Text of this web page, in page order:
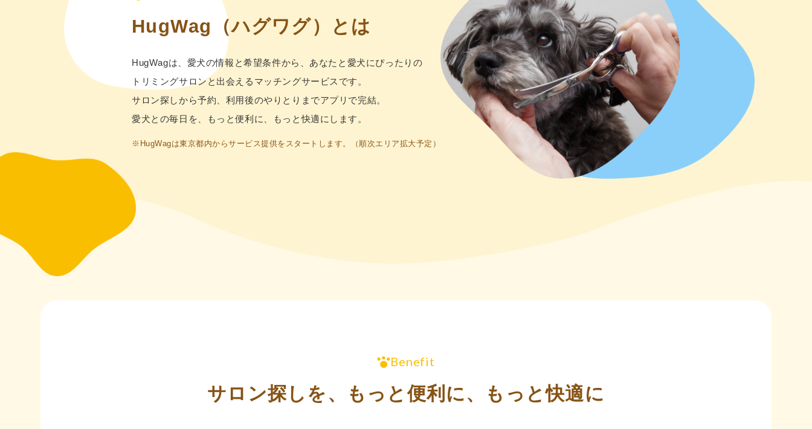
HugWag （ハグワグ） とは
HugWagは、愛⽝の情報と希望条件から、 あなたと愛⽝にぴったりの
トリミングサロンと出会えるマッチングサービスです。
サロン探しから予約、利⽤後のやりとりまでアプリで完結。
愛⽝との毎⽇を、もっと便利に、もっと快適にします。
※HugWagは東京都内からサービス提供をスタートします。（順次エリア拡大予定）
Benefit
サロン探しを、 もっと便利に、もっと快適に